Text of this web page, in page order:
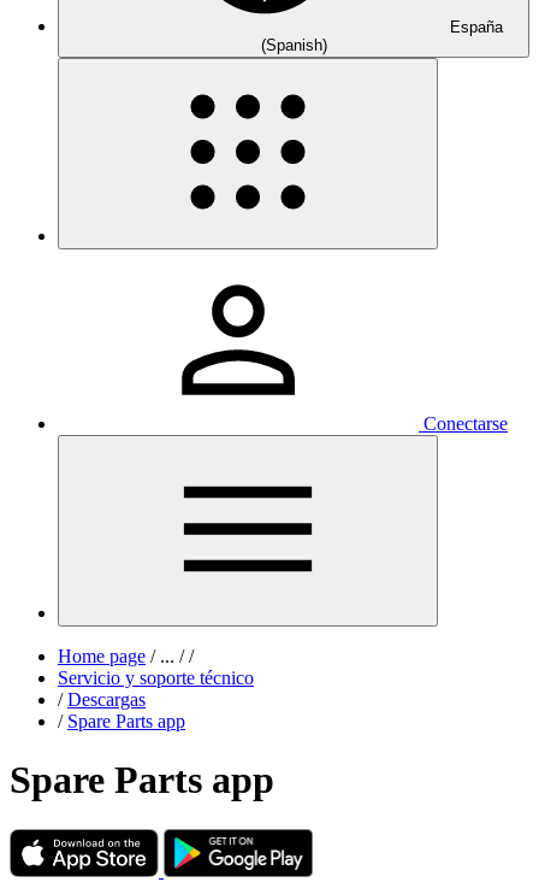
España
(Spanish)
Conectarse
Home page /... / /
Servicio y soporte técnico
/ Descargas
/ Spare Parts app
Spare Parts app